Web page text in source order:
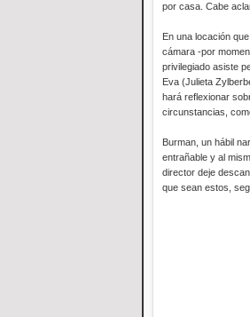
por casa. Cabe
En una locación
cámara -por
privilegiado asiste
Eva (Julieta
hará reflexionar
circunstancias,
Burman, un hábil
entrañable y al
director deje
que sean estos,